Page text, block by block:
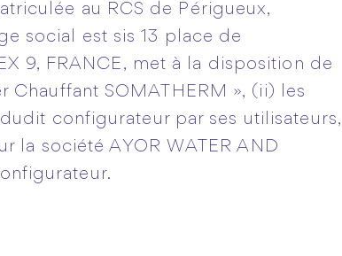
au RCS de Périgueux,
social est sis 13 place de
9, FRANCE, met à la disposition de
Chauffant SOMATHERM », (ii) les
configurateur par ses utilisateurs,
société AYOR WATER AND